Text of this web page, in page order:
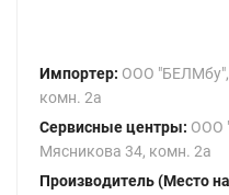
Импортер: ООО "БЕЛМбу",
комн. 2а
Сервисные центры: ООО
Мясникова 34, комн. 2а
Производитель (Место